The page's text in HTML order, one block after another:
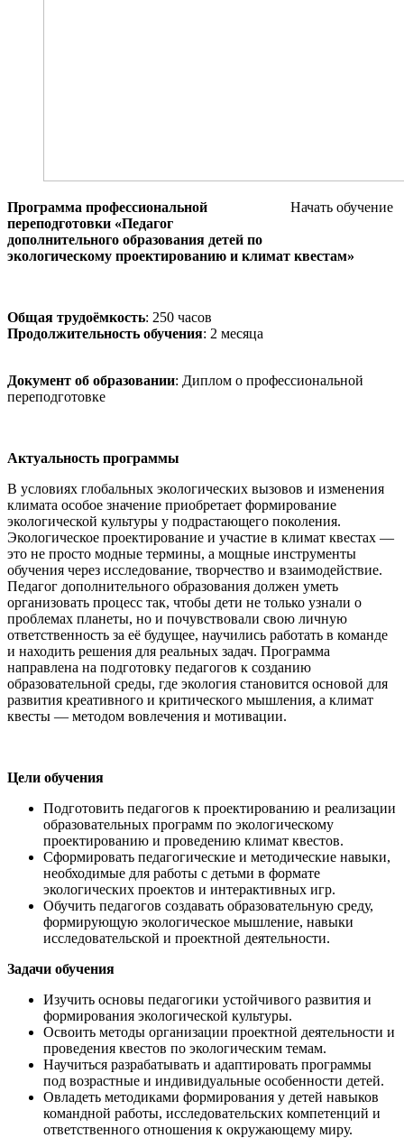
Начать обучение
Программа профессиональной
переподготовки «Педагог
дополнительного образования детей по
экологическому проектированию и климат квестам»
Общая трудоёмкость: 250 часов
Продолжительность обучения: 2 месяца
Документ об образовании: Диплом о профессиональной
переподготовке
Актуальность программы
В условиях глобальных экологических вызовов и изменения
климата особое значение приобретает формирование
экологической культуры у подрастающего поколения.
Экологическое проектирование и участие в климат квестах —
это не просто модные термины, а мощные инструменты
обучения через исследование, творчество и взаимодействие.
Педагог дополнительного образования должен уметь
организовать процесс так, чтобы дети не только узнали о
проблемах планеты, но и почувствовали свою личную
ответственность за её будущее, научились работать в команде
и находить решения для реальных задач. Программа
направлена на подготовку педагогов к созданию
образовательной среды, где экология становится основой для
развития креативного и критического мышления, а климат
квесты — методом вовлечения и мотивации.
Цели обучения
Подготовить педагогов к проектированию и реализации
образовательных программ по экологическому
проектированию и проведению климат квестов.
Сформировать педагогические и методические навыки,
необходимые для работы с детьми в формате
экологических проектов и интерактивных игр.
Обучить педагогов создавать образовательную среду,
формирующую экологическое мышление, навыки
исследовательской и проектной деятельности.
Задачи обучения
Изучить основы педагогики устойчивого развития и
формирования экологической культуры.
Освоить методы организации проектной деятельности и
проведения квестов по экологическим темам.
Научиться разрабатывать и адаптировать программы
под возрастные и индивидуальные особенности детей.
Овладеть методиками формирования у детей навыков
командной работы, исследовательских компетенций и
ответственного отношения к окружающему миру.